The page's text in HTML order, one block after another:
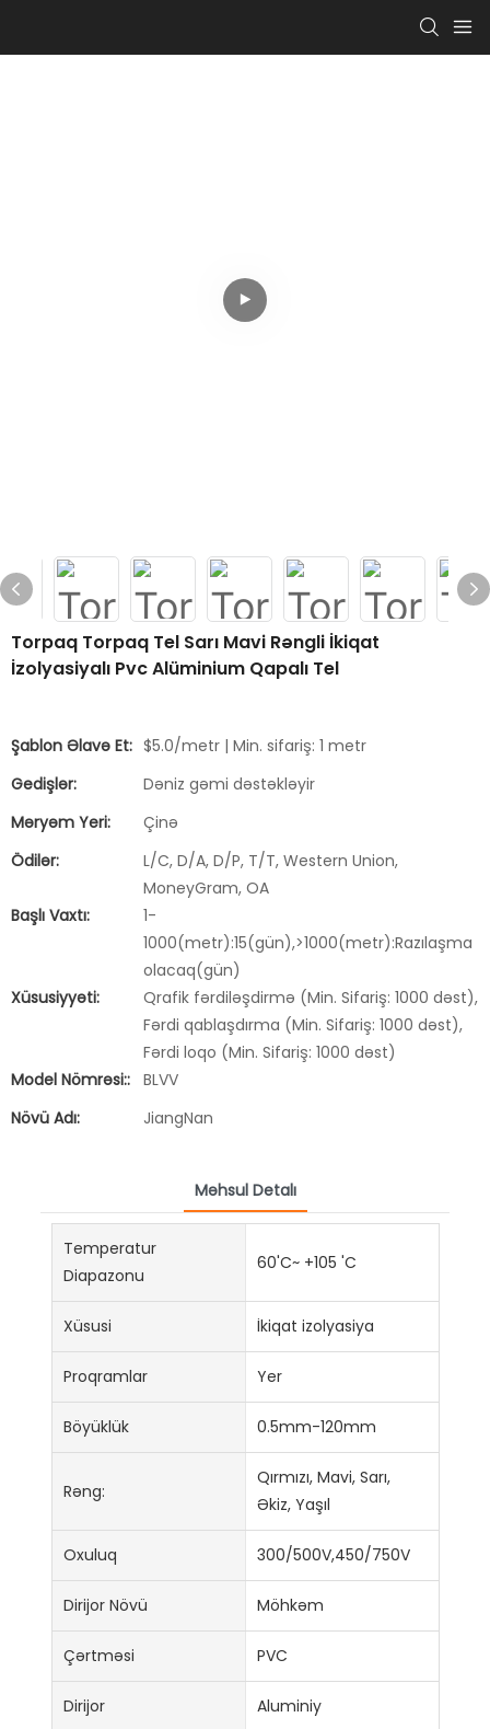
Torpaq Torpaq Tel Sarı Mavi Rəngli İkiqat
İzolyasiyalı Pvc Alüminium Qapalı Tel
Şablon Əlavə Et: $5.0/metr | Min. sifariş: 1 metr
Gedişlər:
Dəniz gəmi dəstəkləyir
Məryəm Yeri:
Çinə
Ödilər:
L/C, D/A, D/P, T/T, Western Union,
MoneyGram, OA
Başlı Vaxtı:
1-
1000(metr):15(gün),>1000(metr):Razılaşma
olacaq(gün)
Xüsusiyyəti:
Qrafik fərdiləşdirmə (Min. Sifariş: 1000 dəst),
Fərdi qablaşdırma (Min. Sifariş: 1000 dəst),
Fərdi loqo (Min. Sifariş: 1000 dəst)
Model Nömrəsi:: BLVV
Növü Adı:
JiangNan
Məhsul Detalı
Temperatur
Diapazonu
60'C~ +105 'C
Xüsusi İkiqat izolyasiya
Proqramlar Yer
Böyüklük 0.5mm-120mm
Rəng:
Qırmızı, Mavi, Sarı,
Əkiz, Yaşıl
Oxuluq 300/500V,450/750V
Dirijor Növü Möhkəm
Çərtməsi PVC
Dirijor Aluminiy